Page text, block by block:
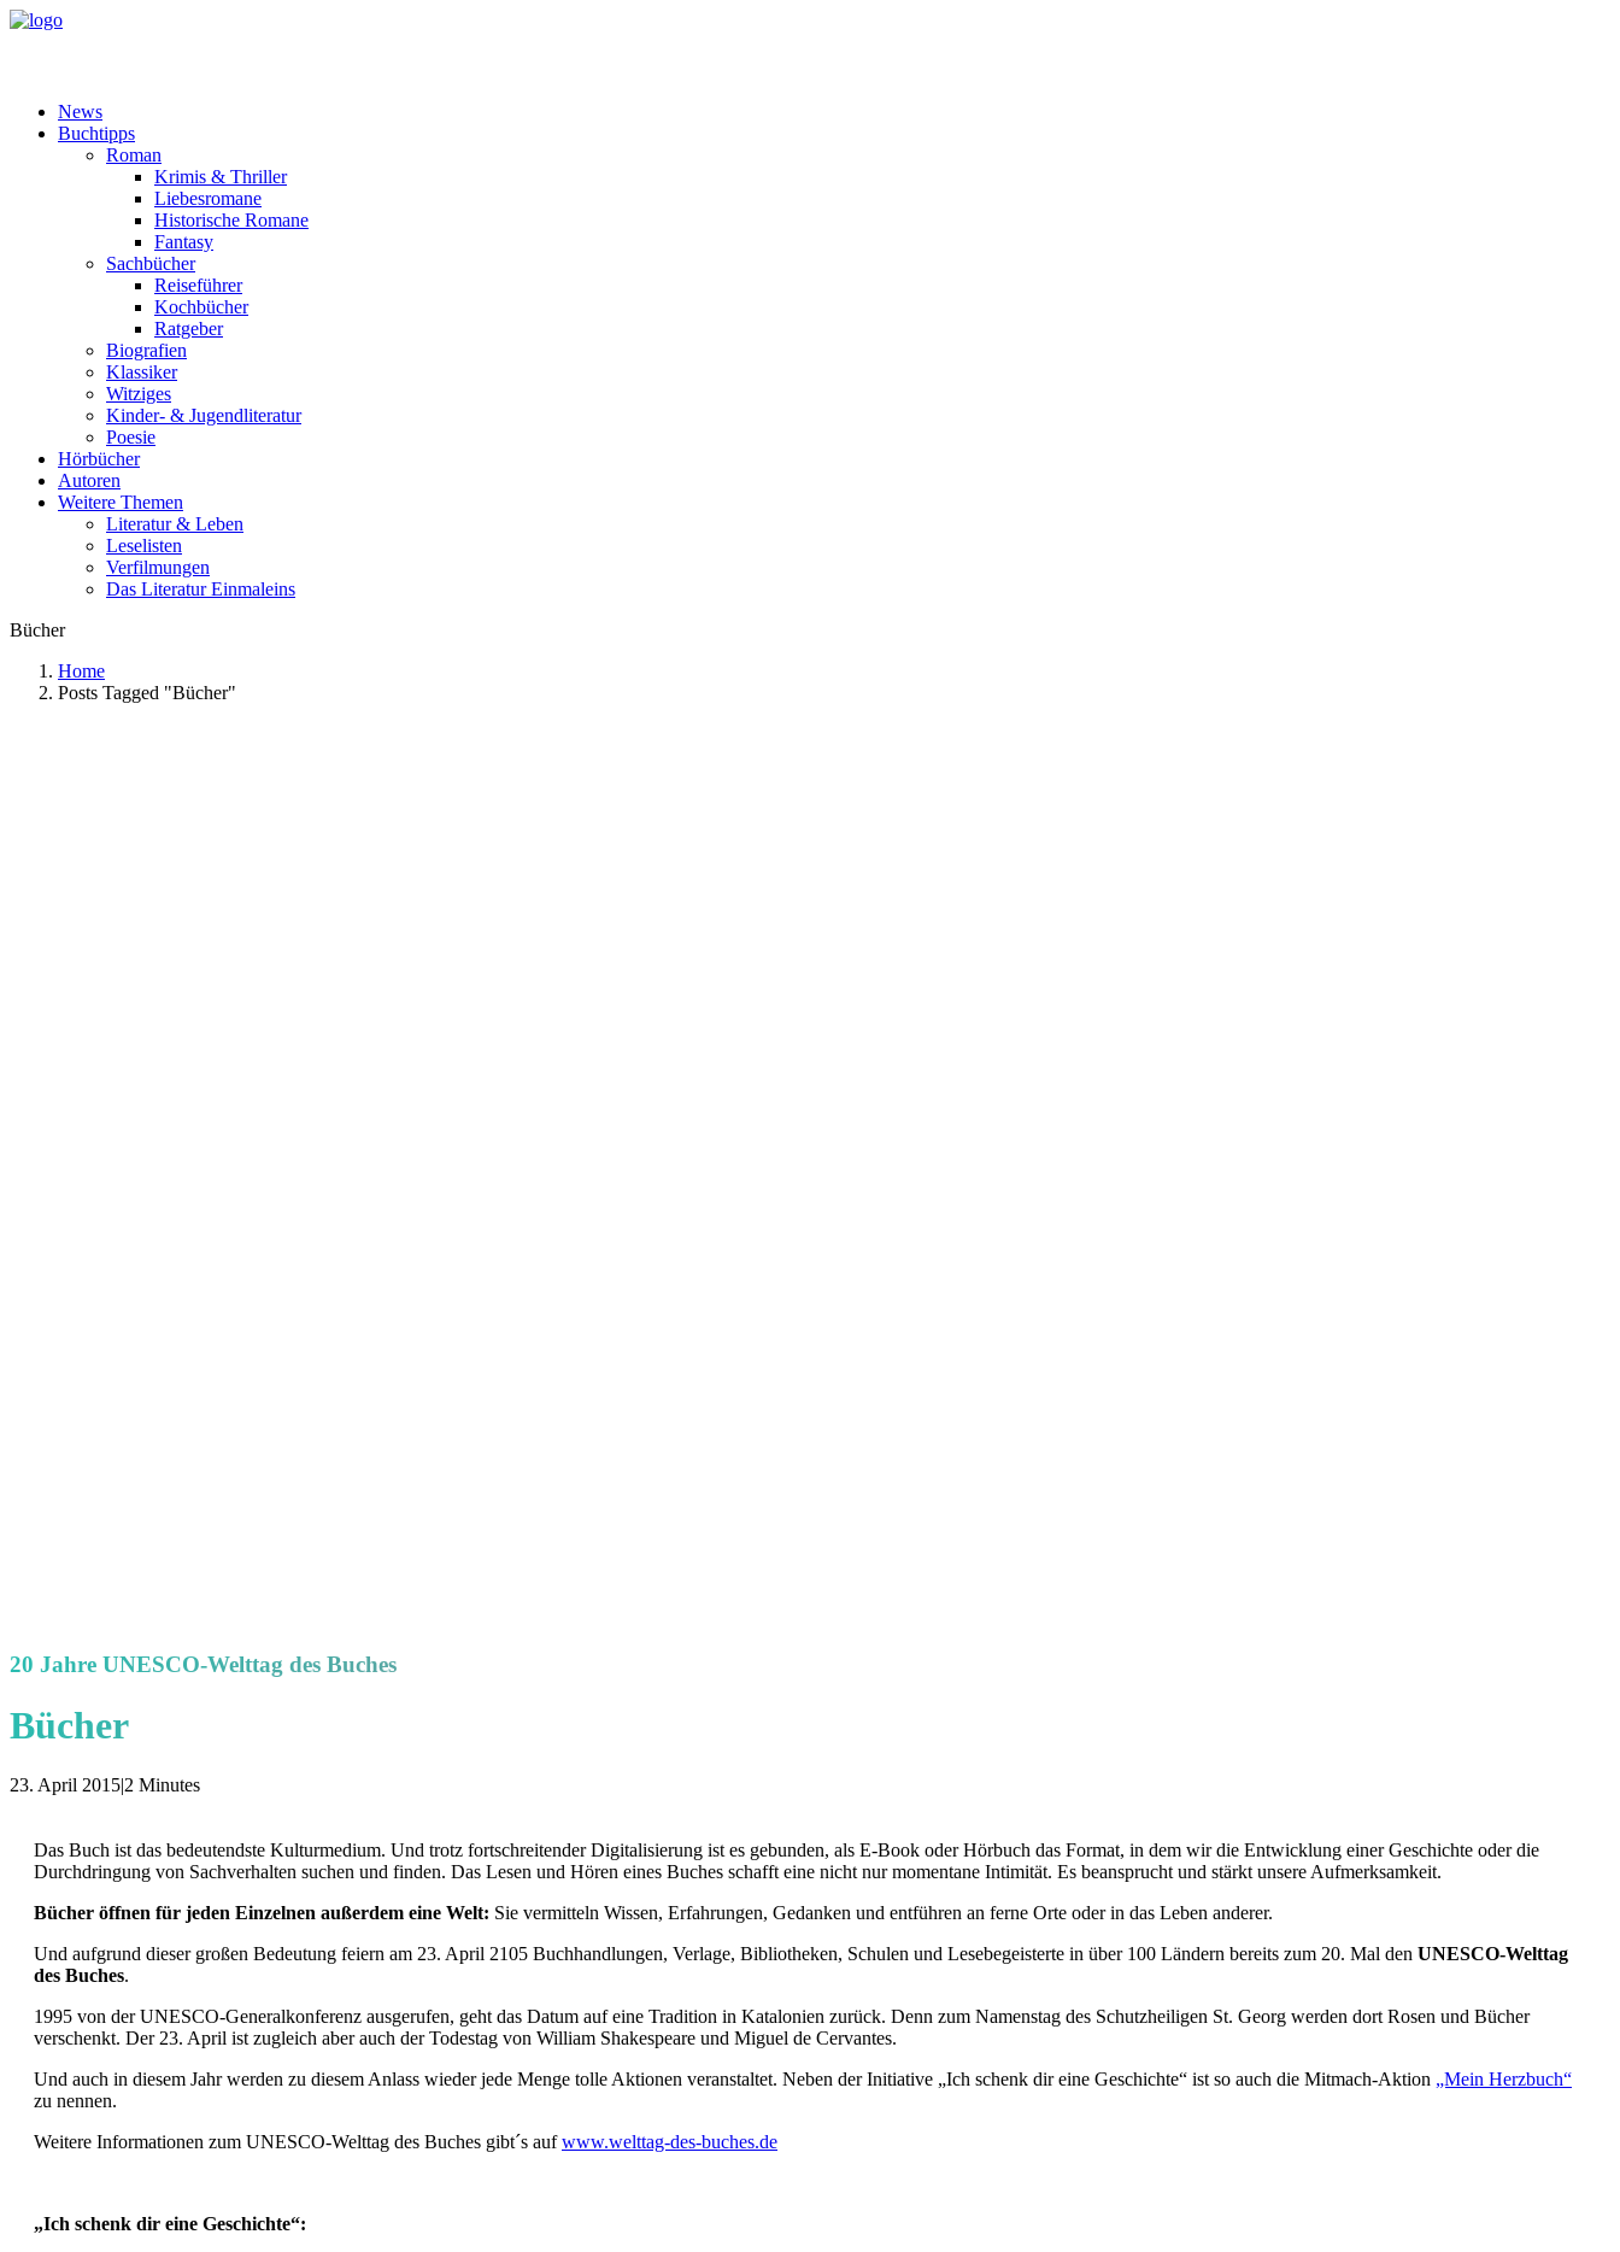
News
Buchtipps
Roman
Krimis & Thriller
Liebesromane
Historische Romane
Fantasy
Sachbücher
Reiseführer
Kochbücher
Ratgeber
Biografien
Klassiker
Witziges
Kinder- & Jugendliteratur
Poesie
Hörbücher
Autoren
Weitere Themen
Literatur & Leben
Leselisten
Verfilmungen
Das Literatur Einmaleins
Bücher
Home
Posts Tagged "Bücher"
20 Jahre UNESCO-Welttag des Buches
Bücher
23. April 2015|2 Minutes
Das Buch ist das bedeutendste Kulturmedium. Und trotz fortschreitender Digitalisierung ist es gebunden, als E-Book oder Hörbuch das Format, in dem wir die Entwicklung einer Geschichte oder die
Durchdringung von Sachverhalten suchen und finden. Das Lesen und Hören eines Buches schafft eine nicht nur momentane Intimität. Es beansprucht und stärkt unsere Aufmerksamkeit.
Bücher öffnen für jeden Einzelnen außerdem eine Welt: Sie vermitteln Wissen, Erfahrungen, Gedanken und entführen an ferne Orte oder in das Leben anderer.
Und aufgrund dieser großen Bedeutung feiern am 23. April 2105 Buchhandlungen, Verlage, Bibliotheken, Schulen und Lesebegeisterte in über 100 Ländern bereits zum 20. Mal den UNESCO-Welttag
des Buches.
1995 von der UNESCO-Generalkonferenz ausgerufen, geht das Datum auf eine Tradition in Katalonien zurück. Denn zum Namenstag des Schutzheiligen St. Georg werden dort Rosen und Bücher
verschenkt. Der 23. April ist zugleich aber auch der Todestag von William Shakespeare und Miguel de Cervantes.
Und auch in diesem Jahr werden zu diesem Anlass wieder jede Menge tolle Aktionen veranstaltet. Neben der Initiative „Ich schenk dir eine Geschichte“ ist so auch die Mitmach-Aktion „Mein Herzbuch“
zu nennen.
Weitere Informationen zum UNESCO-Welttag des Buches gibt´s aufwww.welttag-des-buches.de
„Ich schenk dir eine Geschichte“: